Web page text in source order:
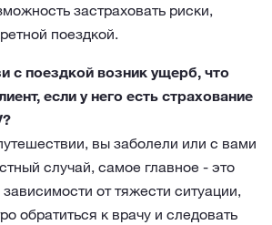
застраховать риски,
поездкой.
с поездкой возник ущерб, что
если у него есть страхование
вы заболели или с вами
случай, самое главное - это
от тяжести ситуации,
обратиться к врачу и следовать